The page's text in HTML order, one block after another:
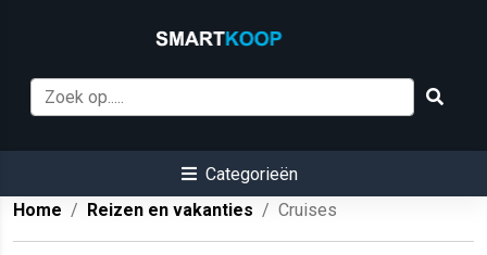
Categorieën
Home
Reizen en vakanties Cruises